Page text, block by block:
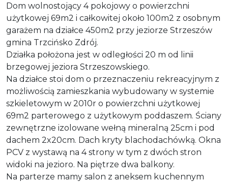
Dom wolnostojący 4 pokojowy o powierzchni
użytkowej 69m2 i całkowitej około 100m2 z osobnym
garażem na działce 450m2 przy jeziorze Strzeszów
gmina Trzcińsko Zdrój.
Działka położona jest w odległości 20 m od linii
brzegowej jeziora Strzeszowskiego.
Na działce stoi dom o przeznaczeniu rekreacyjnym z
możliwością zamieszkania wybudowany w systemie
szkieletowym w 2010r o powierzchni użytkowej
69m2 parterowego z użytkowym poddaszem. Ściany
zewnętrzne izolowane wełną mineralną 25cm i pod
dachem 2x20cm. Dach kryty blachodachówką. Okna
PCV z wystawą na 4 strony w tym z dwóch stron
widoki na jezioro. Na piętrze dwa balkony.
Na parterze mamy salon z aneksem kuchennym